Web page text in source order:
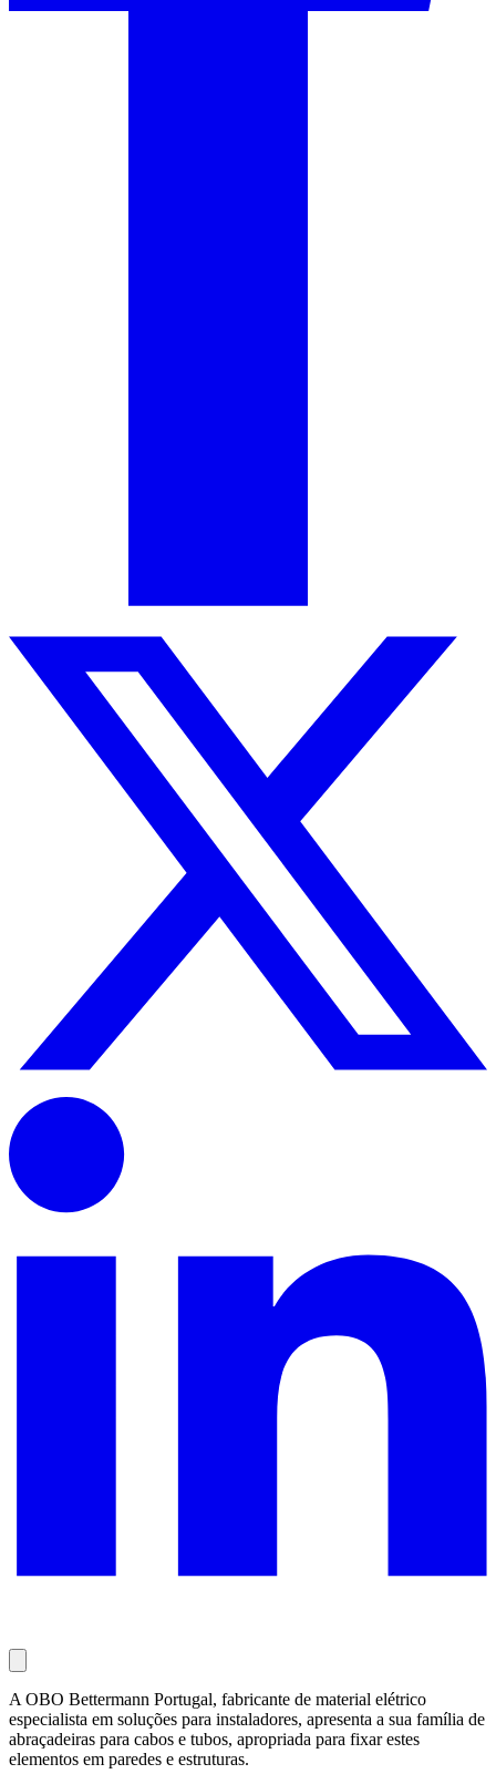
A OBO Bettermann Portugal, fabricante de material elétrico
especialista em soluções para instaladores, apresenta a sua família de
abraçadeiras para cabos e tubos, apropriada para fixar estes
elementos em paredes e estruturas.